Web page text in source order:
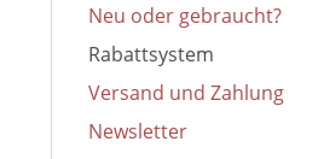
Neu oder gebraucht?
Rabattsystem
Versand und Zahlung
Newsletter